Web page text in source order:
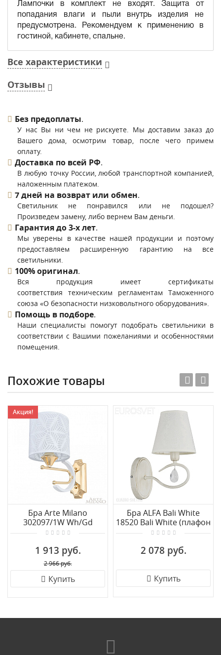
Лампочки в комплект не входят. Защита от
попадания влаги и пыли внутрь изделия не
предусмотрена. Рекомендуем к применению в
гостиной, кабинете, спальне.
Все характеристики
Отзывы
Без предоплаты.
У нас Вы ни чем не рискуете. Мы доставим заказ до
Вашего дома, осмотрим товар, после чего примем
оплату.
Доставка по всей РФ.
В любую точку России, любой транспортной компанией,
наложенным платежом.
7 дней на возврат или обмен.
Светильник не понравился или не подошел?
Произведем замену, либо вернем Вам деньги.
Гарантия до 3-х лет.
Мы уверены в качестве нашей продукции и поэтому
предоставляем расширенную гарантию на все
светильники.
100% оригинал.
Вся продукция имеет сертификаты
соответствия техническим регламентам Таможенного
союза «О безопасности низковольтного оборудования».
Помощь в подборе.
Наши специалисты помогут подобрать светильники в
соответствии с Вашими пожеланиями и особенностями
помещения.
Похожие товары
Акция!
Бра Arte Milano
302097/1W Wh/Gd
1 913 руб.
2 966 руб.
Купить
Бра ALFA Bali White
18520 Bali White (плафон
83059 - 1 шт.)
2 078 руб.
Купить